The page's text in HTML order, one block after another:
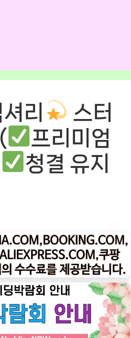
리
스터
프리미엄
청결 유지